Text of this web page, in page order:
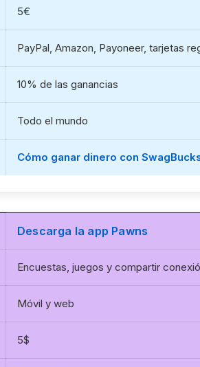
5€
PayPal, Amazon, Payoneer, tarjetas
10% de las ganancias
Todo el mundo
Cómo ganar dinero con
Descarga la app Pawns
Encuestas, juegos y compartir
Móvil y web
5$